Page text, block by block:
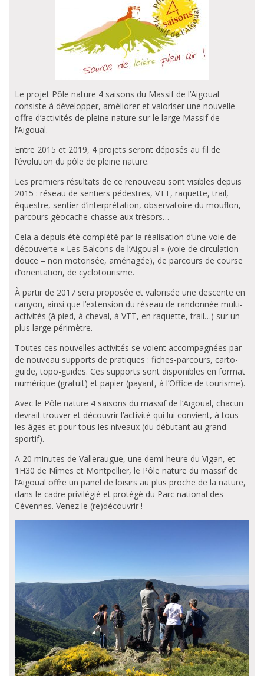
Le projet Pôle nature 4 saisons du Massif de l’Aigoual
consiste à développer, améliorer et valoriser une nouvelle
offre d’activités de pleine nature sur le large Massif de
l’Aigoual.
Entre 2015 et 2019, 4 projets seront déposés au fil de
l’évolution du pôle de pleine nature.
Les premiers résultats de ce renouveau sont visibles depuis
2015 : réseau de sentiers pédestres, VTT, raquette, trail,
équestre, sentier d’interprétation, observatoire du mouflon,
parcours géocache-chasse aux trésors…
Cela a depuis été complété par la réalisation d’une voie de
découverte « Les Balcons de l’Aigoual » (voie de circulation
douce – non motorisée, aménagée), de parcours de course
d’orientation, de cyclotourisme.
À partir de 2017 sera proposée et valorisée une descente en
canyon, ainsi que l’extension du réseau de randonnée multi-
activités (à pied, à cheval, à VTT, en raquette, trail…) sur un
plus large périmètre.
Toutes ces nouvelles activités se voient accompagnées par
de nouveau supports de pratiques : fiches-parcours, carto-
guide, topo-guides. Ces supports sont disponibles en format
numérique (gratuit) et papier (payant, à l’Office de tourisme).
Avec le Pôle nature 4 saisons du massif de l’Aigoual, chacun
devrait trouver et découvrir l’activité qui lui convient, à tous
les âges et pour tous les niveaux (du débutant au grand
sportif).
A 20 minutes de Valleraugue, une demi-heure du Vigan, et
1H30 de Nîmes et Montpellier, le Pôle nature du massif de
l’Aigoual offre un panel de loisirs au plus proche de la nature,
dans le cadre privilégié et protégé du Parc national des
Cévennes. Venez le (re)découvrir !